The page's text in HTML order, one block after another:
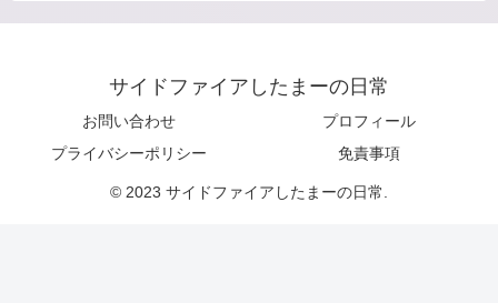
サイドファイアしたまーの日常
お問い合わせ
プロフィール
プライバシーポリシー
免責事項
© 2023 サイドファイアしたまーの日常.